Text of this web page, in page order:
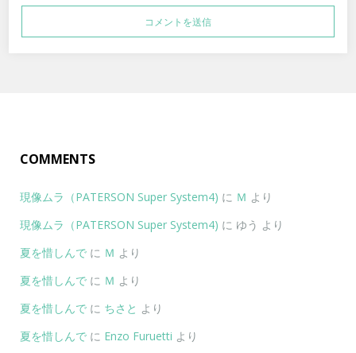
COMMENTS
現像ムラ（PATERSON Super System4) に Ｍ より
現像ムラ（PATERSON Super System4) に ゆう より
夏を惜しんで に Ｍ より
夏を惜しんで に Ｍ より
夏を惜しんで に ちさと より
夏を惜しんで に Enzo Furuetti より